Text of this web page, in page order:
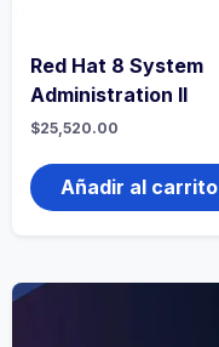
Red Hat 8 System
Administration II
$25,520.00
Añadir al carrito